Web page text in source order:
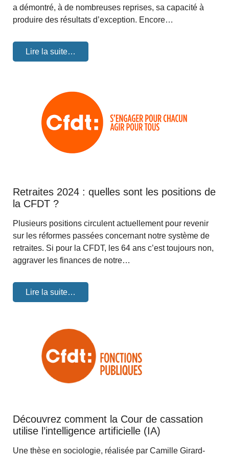
a démontré, à de nombreuses reprises, sa capacité à
produire des résultats d’exception. Encore…
Lire la suite…
Retraites 2024 : quelles sont les positions de
la CFDT ?
Plusieurs positions circulent actuellement pour revenir
sur les réformes passées concernant notre système de
retraites. Si pour la CFDT, les 64 ans c’est toujours non,
aggraver les finances de notre…
Lire la suite…
Découvrez comment la Cour de cassation
utilise l’intelligence artificielle (IA)
Une thèse en sociologie, réalisée par Camille Girard-